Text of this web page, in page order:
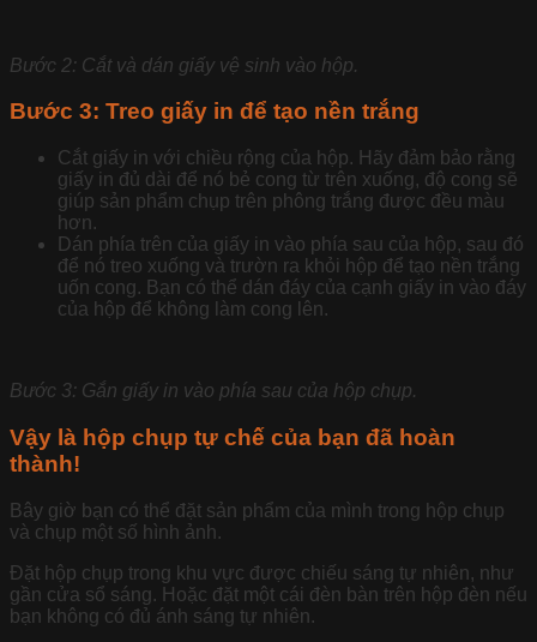
Bước 2: Cắt và dán giấy vệ sinh vào hộp.
Bước 3: Treo giấy in để tạo nền trắng
Cắt giấy in với chiều rộng của hộp. Hãy đảm bảo rằng
giấy in đủ dài để nó bẻ cong từ trên xuống, độ cong sẽ
giúp sản phẩm chụp trên phông trắng được đều màu
hơn.
Dán phía trên của giấy in vào phía sau của hộp, sau đó
để nó treo xuống và trườn ra khỏi hộp để tạo nền trắng
uốn cong. Bạn có thể dán đáy của cạnh giấy in vào đáy
của hộp để không làm cong lên.
Bước 3: Gắn giấy in vào phía sau của hộp chụp.
Vậy là hộp chụp tự chế của bạn đã hoàn
thành!
Bây giờ bạn có thể đặt sản phẩm của mình trong hộp chụp
và chụp một số hình ảnh.
Đặt hộp chụp trong khu vực được chiếu sáng tự nhiên, như
gần cửa sổ sáng. Hoặc đặt một cái đèn bàn trên hộp đèn nếu
bạn không có đủ ánh sáng tự nhiên.